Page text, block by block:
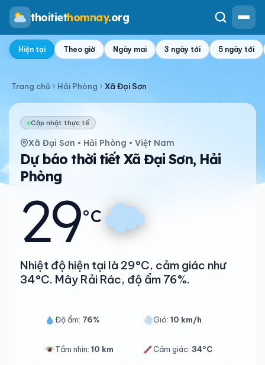
thoitiethomnay.org
Hiện tại Theo giờ Ngày mai 3 ngày tới 5 ngày tới
Trang chủ Hải Phòng Xã Đại Sơn
Cập nhật thực tế
Xã Đại Sơn • Hải Phòng • Việt Nam
Dự báo thời tiết Xã Đại Sơn, Hải
Phòng
29°C
Nhiệt độ hiện tại là 29°C, cảm giác như
34°C. Mây Rải Rác, độ ẩm 76%.
Độ ẩm: 76% Gió:10 km/h
Tầm nhìn: 10 km Cảm giác:34°C